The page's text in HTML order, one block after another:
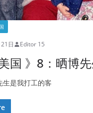
日 Editor 15
国 》8：晒博
是我打工的客